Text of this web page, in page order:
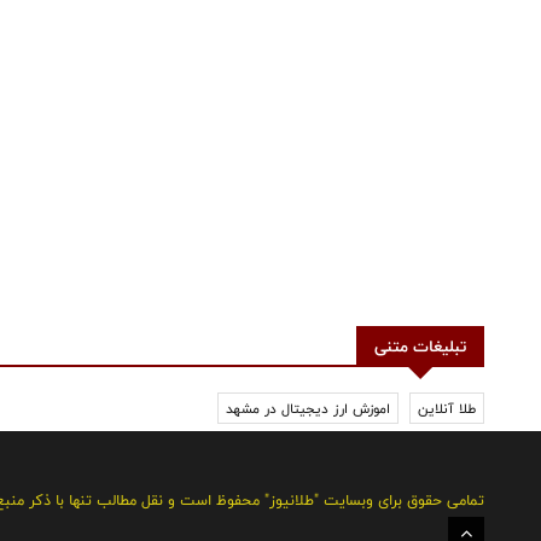
تبلیغات متنی
طلا آنلاین اموزش ارز دیجیتال در مشهد
تمامی حقوق برای وبسایت "طلانیوز" محفوظ است و نقل مطالب تنها با ذکر